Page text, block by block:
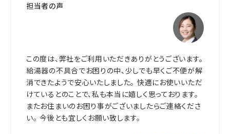
担当者の声
この度は、弊社をご利用いただきありがとうございます。
給湯器の不具合でお困りの中、少しでも早くご不便が解
消できたようで安心いたしました。 快適にお使いいただ
けているとのことで、私も本当に嬉しく思っております。
またお住まいのお困り事がございましたらご連絡くださ
い。 今後とも宜しくお願い致します。